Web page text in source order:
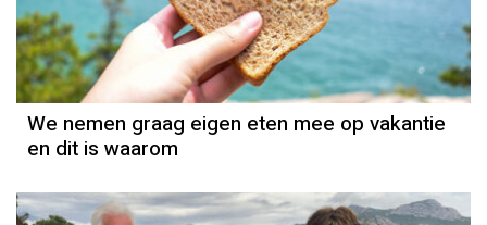
We nemen graag eigen eten mee op vakantie
en dit is waarom